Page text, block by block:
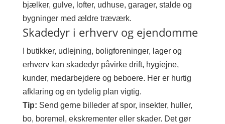
bjælker, gulve, lofter, udhuse, garager, stalde og
bygninger med ældre træværk.
Skadedyr i erhverv og ejendomme
I butikker, udlejning, boligforeninger, lager og
erhverv kan skadedyr påvirke drift, hygiejne,
kunder, medarbejdere og beboere. Her er hurtig
afklaring og en tydelig plan vigtig.
Tip: Send gerne billeder af spor, insekter, huller,
bo, boremel, ekskrementer eller skader. Det gør